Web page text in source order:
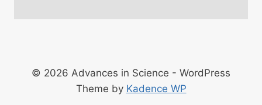
© 2026 Advances in Science - WordPress
Theme by Kadence WP